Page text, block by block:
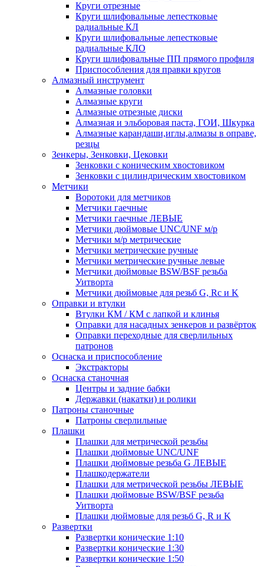
Круги отрезные
Круги шлифовальные лепестковые
радиальные КЛ
Круги шлифовальные лепестковые
радиальные КЛО
Круги шлифовальные ПП прямого профиля
Приспособления для правки кругов
Алмазный инструмент
Алмазные головки
Алмазные круги
Алмазные отрезные диски
Алмазная и эльборовая паста, ГОИ, Шкурка
Алмазные карандаши,иглы,алмазы в оправе,
резцы
Зенкеры, Зенковки, Цековки
Зенковки с коническим хвостовиком
Зенковки с цилиндрическим хвостовиком
Метчики
Воротоки для метчиков
Метчики гаечные
Метчики гаечные ЛЕВЫЕ
Метчики дюймовые UNC/UNF м/р
Метчики м/р метрические
Метчики метрические ручные
Метчики метрические ручные левые
Метчики дюймовые BSW/BSF резьба
Уитворта
Метчики дюймовые для резьб G, Rc и K
Оправки и втулки
Втулки КМ / КМ с лапкой и клинья
Оправки для насадных зенкеров и развёрток
Оправки переходные для сверлильных
патронов
Оснаска и приспособление
Экстракторы
Оснаска станочная
Центры и задние бабки
Державки (накатки) и ролики
Патроны станочные
Патроны сверлильные
Плашки
Плашки для метрической резьбы
Плашки дюймовые UNC/UNF
Плашки дюймовые резьба G ЛЕВЫЕ
Плашкодержатели
Плашки для метрической резьбы ЛЕВЫЕ
Плашки дюймовые BSW/BSF резьба
Уитворта
Плашки дюймовые для резьб G, R и K
Развертки
Развертки конические 1:10
Развертки конические 1:30
Развертки конические 1:50